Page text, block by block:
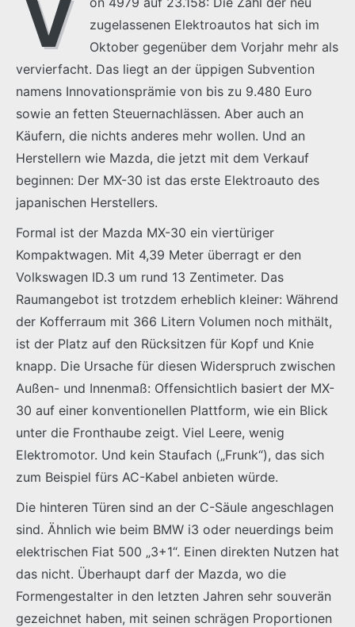
V
zugelassenen Elektroautos hat sich im
Oktober gegenüber dem Vorjahr mehr als
vervierfacht. Das liegt an der üppigen Subvention
namens Innovationsprämie von bis zu 9.480 Euro
sowie an fetten Steuernachlässen. Aber auch an
Käufern, die nichts anderes mehr wollen. Und an
Herstellern wie Mazda, die jetzt mit dem Verkauf
beginnen: Der MX-30 ist das erste Elektroauto des
japanischen Herstellers.
Formal ist der Mazda MX-30 ein viertüriger
Kompaktwagen. Mit 4,39 Meter überragt er den
Volkswagen ID.3 um rund 13 Zentimeter. Das
Raumangebot ist trotzdem erheblich kleiner: Während
der Kofferraum mit 366 Litern Volumen noch mithält,
ist der Platz auf den Rücksitzen für Kopf und Knie
knapp. Die Ursache für diesen Widerspruch zwischen
Außen- und Innenmaß: Offensichtlich basiert der MX-
30 auf einer konventionellen Plattform, wie ein Blick
unter die Fronthaube zeigt. Viel Leere, wenig
Elektromotor. Und kein Staufach („Frunk“), das sich
zum Beispiel fürs AC-Kabel anbieten würde.
Die hinteren Türen sind an der C-Säule angeschlagen
sind. Ähnlich wie beim BMW i3 oder neuerdings beim
elektrischen Fiat 500 „3+1“. Einen direkten Nutzen hat
das nicht. Überhaupt darf der Mazda, wo die
Formengestalter in den letzten Jahren sehr souverän
gezeichnet haben, mit seinen schrägen Proportionen